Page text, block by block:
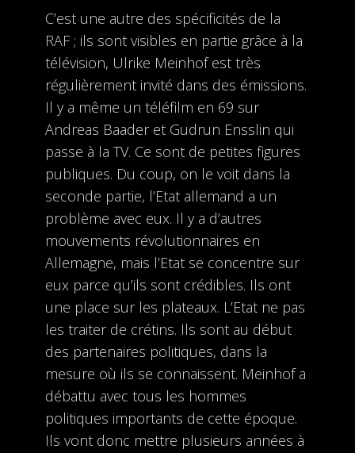
C’est une autre des spécificités de la
RAF ; ils sont visibles en partie grâce à la
télévision, Ulrike Meinhof est très
régulièrement invité dans des émissions.
Il y a même un téléfilm en 69 sur
Andreas Baader et Gudrun Ensslin qui
passe à la TV. Ce sont de petites figures
publiques. Du coup, on le voit dans la
seconde partie, l’Etat allemand a un
problème avec eux. Il y a d’autres
mouvements révolutionnaires en
Allemagne, mais l’Etat se concentre sur
eux parce qu’ils sont crédibles. Ils ont
une place sur les plateaux. L’Etat ne pas
les traiter de crétins. Ils sont au début
des partenaires politiques, dans la
mesure où ils se connaissent. Meinhof a
débattu avec tous les hommes
politiques importants de cette époque.
Ils vont donc mettre plusieurs années à